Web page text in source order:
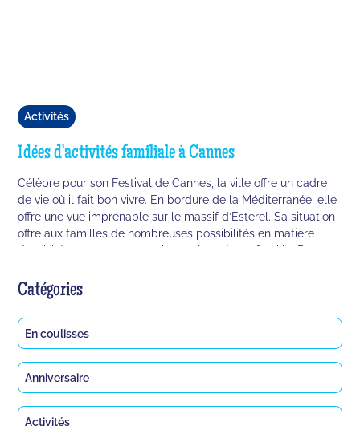
Activités
Idées d'activités familiale à Cannes
Célèbre pour son Festival de Cannes, la ville offre un cadre
de vie où il fait bon vivre. En bordure de la Méditerranée, elle
offre une vue imprenable sur le massif d’Esterel. Sa situation
offre aux familles de nombreuses possibilités en matière
d’activités pour passer une bonne journée en famille. Pour te
tes proches.
Catégories
En coulisses
Anniversaire
Activités